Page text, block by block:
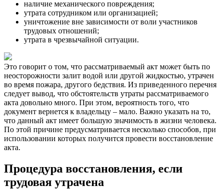
наличие механического повреждения;
утрата сотрудником или организацией;
уничтожение вне зависимости от воли участников
трудовых отношений;
утрата в чрезвычайной ситуации.
Это говорит о том, что рассматриваемый акт может быть по
неосторожности залит водой или другой жидкостью, утрачен
во время пожара, другого бедствия. Из приведенного перечня
следует вывод, что обстоятельств утраты рассматриваемого
акта довольно много. При этом, вероятность того, что
документ вернется к владельцу – мало. Важно указать на то,
что данный акт имеет большую значимость в жизни человека.
По этой причине предусматривается несколько способов, при
использовании которых получится провести восстановление
акта.
Процедура восстановления, если
трудовая утрачена